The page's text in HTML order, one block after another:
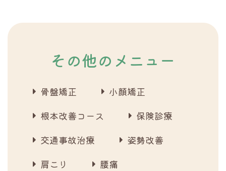
その他のメニュー
骨盤矯正
小顔矯正
根本改善コース
保険診療
交通事故治療
姿勢改善
肩こり
腰痛